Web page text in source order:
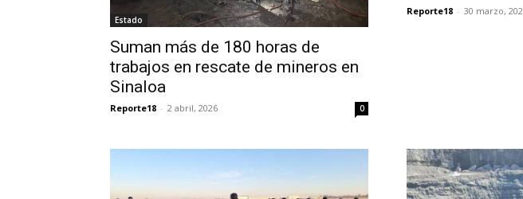
Estado
Suman más de 180 horas de
trabajos en rescate de mineros en
Sinaloa
Reporte18 - 2 abril, 2026 0
Reporte18 - 30 marzo,